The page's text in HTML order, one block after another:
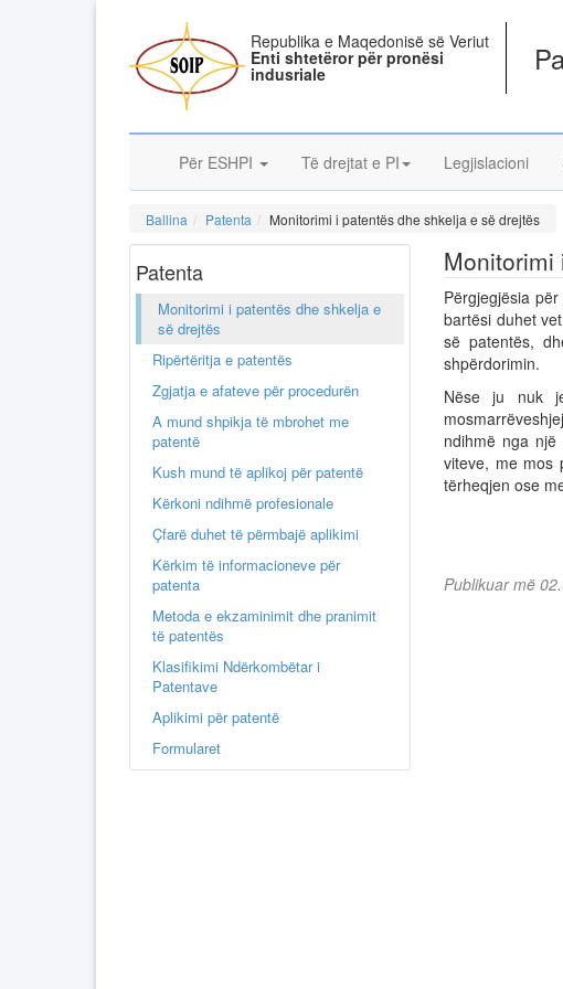
Republika e Maqedonisë së Veriut
Enti shtetëror për pronësi
indusriale
Për ESHPI Të drejtat e PI Legjislacioni
Ballina Patenta Monitorimi i patentës dhe shkelja e së drejtës
Patenta
Monitorimi i patentës dhe shkelja e
së drejtës
Ripërtëritja e patentës
Zgjatja e afateve për procedurën
A mund shpikja të mbrohet me
patentë
Kush mund të aplikoj për patentë
Kërkoni ndihmë profesionale
Çfarë duhet të përmbajë aplikimi
Kërkim të informacioneve për
patenta
Metoda e ekzaminimit dhe pranimit
të patentës
Klasifikimi Ndërkombëtar i
Patentave
Aplikimi për patentë
Formularet
Përgjegjësia
bartësi duhet
së patentës,
shpërdorimin.
Nëse ju nuk
ndihmë nga
viteve, me mos
tërheqjen ose
Publikuar më